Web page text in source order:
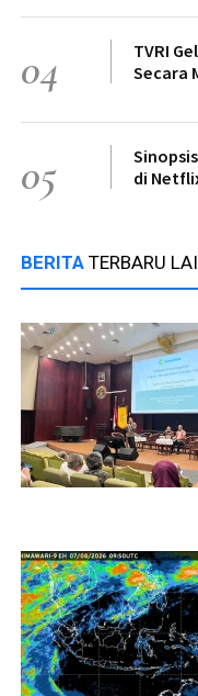
04
TVRI
Secara
05
di
BERITA TERBARU